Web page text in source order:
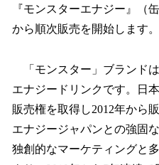
み
込
み
で
す
『モンスターエナジー』（
から順次販売を開始します。
「モンスター」ブランド
エナジードリンクです。日
販売権を取得し2012年から
エナジージャパンとの強固
独創的なマーケティングと